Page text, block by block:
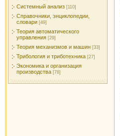
Системный анализ [110]
Справочники, энциклопедии,
словари [49]
Теория автоматического
управления [29]
Теория механизмов и машин [33]
Трибология и триботехника [27]
Экономика и организация
производства [78]